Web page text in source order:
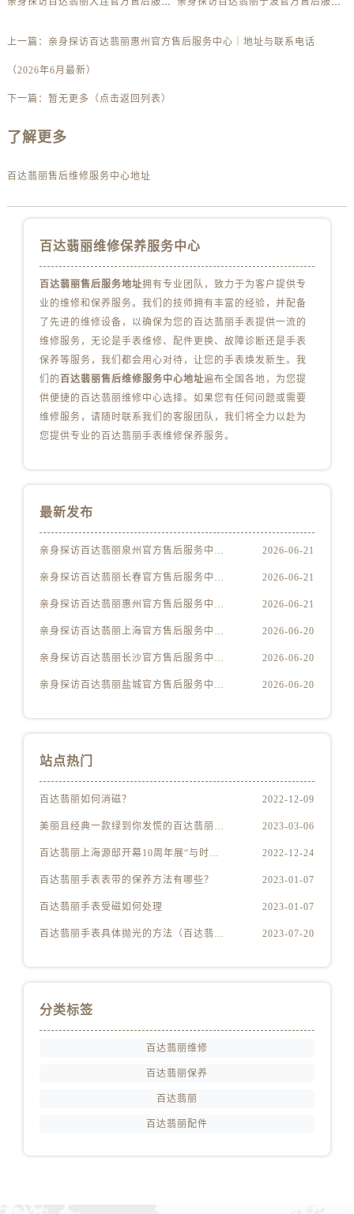
广东省惠州市惠城区江北文昌一路7号华贸大厦1座30层3005室百达翡丽售后服务中心（需提前预约）
广东省深圳市罗湖区深南东路5001号华润大厦17层1701室百达翡丽售后服务中心（需提前预约）
广西壮族自治区贺州市八步区城东街道灵峰南路百达翡丽售后服务中心（需提前预约）
海南省文昌市文城镇教育东路百达翡丽售后服务中心（需提前预约）
河南省信阳市浉河区东方红大道百达翡丽售后服务中心（需提前预约）
上一篇： 亲身探访百达翡丽惠州官方售后服务中心｜地址与联系电话
（2026年6月最新）
下一篇： 暂无更多（点击返回列表）
了解更多
百达翡丽售后维修服务中心地址
百达翡丽维修保养服务中心
百达翡丽售后服务地址拥有专业团队，致力于为客户提供专
业的维修和保养服务。我们的技师拥有丰富的经验，并配备
了先进的维修设备，以确保为您的百达翡丽手表提供一流的
维修服务，无论是手表维修、配件更换、故障诊断还是手表
保养等服务，我们都会用心对待，让您的手表焕发新生。我
们的 百达翡丽售后维修服务中心地址遍布全国各地，为您提
供便捷的百达翡丽维修中心选择。如果您有任何问题或需要
维修服务，请随时联系我们的客服团队，我们将全力以赴为
您提供专业的百达翡丽手表维修保养服务。
最新发布
亲身探访百达翡丽泉州官方售后服务中心｜地址与24小时服务电话（2026年6月最新） 2026-06-21
亲身探访百达翡丽长春官方售后服务中心｜地址与官方电话（2026年6月最新） 2026-06-21
亲身探访百达翡丽惠州官方售后服务中心｜地址与联系电话（2026年6月最新） 2026-06-21
亲身探访百达翡丽上海官方售后服务中心｜官方电话和维修地址（2026年6月最新） 2026-06-20
亲身探访百达翡丽长沙官方售后服务中心｜地址与联系电话（2026年6月最新） 2026-06-20
亲身探访百达翡丽盐城官方售后服务中心｜全新地址和售后电话（2026年6月最新） 2026-06-20
站点热门
百达翡丽如何消磁？ 2022-12-09
美丽且经典一款绿到你发慌的百达翡丽腕表 2023-03-06
百达翡丽上海源邸开幕10周年展“与时间同源” 2022-12-24
百达翡丽手表表带的保养方法有哪些？ 2023-01-07
百达翡丽手表受磁如何处理 2023-01-07
百达翡丽手表具体抛光的方法（百达翡丽手表抛光的正确方法） 2023-07-20
分类标签
百达翡丽维修
百达翡丽保养
百达翡丽
百达翡丽配件